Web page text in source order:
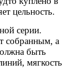
цельность.
серии.
собранным, а
быть
мягкость